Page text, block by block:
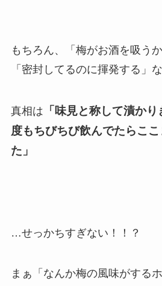
もちろん、「梅がお酒を吸う
「密封してるのに揮発する」
真相は 「味見と称して漬か
度もちびちび飲んでたらこ
た」
…せっかちすぎない！！？
まぁ「なんか梅の風味がする